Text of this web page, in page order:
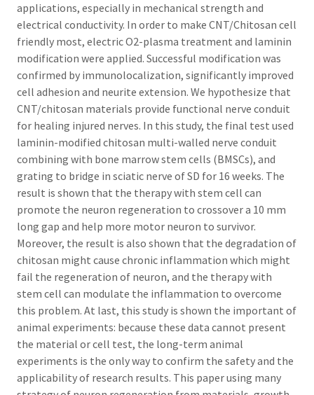
applications, especially in mechanical strength and
electrical conductivity. In order to make CNT/Chitosan cell
friendly most, electric O2-plasma treatment and laminin
modification were applied. Successful modification was
confirmed by immunolocalization, significantly improved
cell adhesion and neurite extension. We hypothesize that
CNT/chitosan materials provide functional nerve conduit
for healing injured nerves. In this study, the final test used
laminin-modified chitosan multi-walled nerve conduit
combining with bone marrow stem cells (BMSCs), and
grating to bridge in sciatic nerve of SD for 16 weeks. The
result is shown that the therapy with stem cell can
promote the neuron regeneration to crossover a 10 mm
long gap and help more motor neuron to survivor.
Moreover, the result is also shown that the degradation of
chitosan might cause chronic inflammation which might
fail the regeneration of neuron, and the therapy with
stem cell can modulate the inflammation to overcome
this problem. At last, this study is shown the important of
animal experiments: because these data cannot present
the material or cell test, the long-term animal
experiments is the only way to confirm the safety and the
applicability of research results. This paper using many